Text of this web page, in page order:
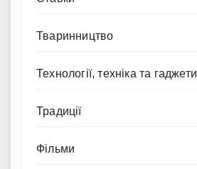
Тваринництво
Технології, техніка та гаджети
Традиції
Фільми